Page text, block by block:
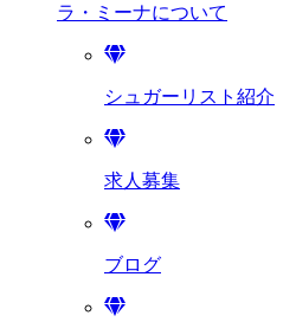
ラ・ミーナについて
シュガーリスト紹介
求人募集
ブログ